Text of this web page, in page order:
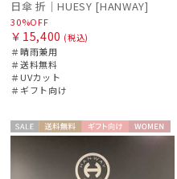
日傘 折｜HUESY [HANWAY]
30%OFF
￥15,400 (税込)
＃晴雨兼用
＃送料無料
＃UVカット
＃ギフト向け
セー
ル
送料無 ギフト
向け
WOME